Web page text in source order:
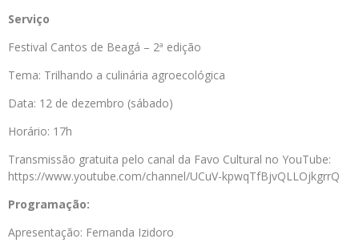
Serviço
Festival Cantos de Beagá – 2ª edição
Tema: Trilhando a culinária agroecológica
Data: 12 de dezembro (sábado)
Horário: 17h
Transmissão gratuita pelo canal da Favo Cultural no YouTube:
https://www.youtube.com/channel/UCuV-kpwqTfBjvQLLOjkgrrQ
Programação:
Apresentação: Fernanda Izidoro